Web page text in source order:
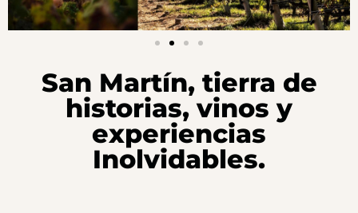
San Martín, tierra de
historias, vinos y
experiencias
Inolvidables.